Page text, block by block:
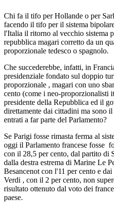
Chi fa il tifo per Hollande o per
facendo il tifo per il sistema
l'Italia il ritorno al vecchio sistema
repubblica magari corretto da un
proporzionale tedesco o spagnolo.
Che succederebbe, infatti, in
presidenziale fondato sul doppio
proporzionale , magari con uno
cento (come i neo-proporzionalisti
presidente della Repubblica ed il
direttamente dai cittadini ma sono
entrati a far parte del Parlamento?
Se Parigi fosse rimasta ferma al
oggi il Parlamento francese fosse
con il 28,5 per cento, dal partito di
dalla destra estrema di Marine Le
Besancenot con l'11 per cento e
Verdi , con il 2 per cento, non
risultato ottenuto dal voto dei
paese.